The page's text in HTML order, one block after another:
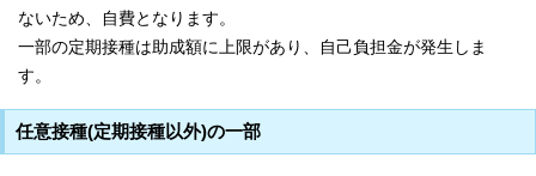
ないため、自費となります。
一部の定期接種は助成額に上限があり、自己負担金が発生しま
す。
任意接種(定期接種以外)の一部